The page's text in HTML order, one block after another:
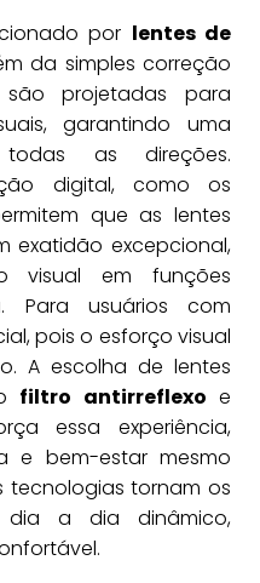
por lentes de
da simples correção
projetadas para
garantindo uma
as direções.
digital, como os
que as lentes
exatidão excepcional,
visual em funções
Para usuários com
pois o esforço visual
A escolha de lentes
filtro antirreflexo e
essa experiência,
e bem-estar mesmo
tecnologias tornam os
dia a dia dinâmico,